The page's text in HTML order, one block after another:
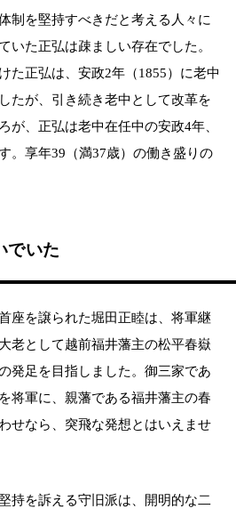
制を堅持すべきだと考える人々に
いた正弘は疎ましい存在でした。
た正弘は、安政2年（1855）に老中
たが、引き続き老中として改革を
が、正弘は老中在任中の安政4年、
。享年39（満37歳）の働き盛りの
でいた
座を譲られた堀田正睦は、将軍継
老として越前福井藩主の松平春嶽
発足を目指しました。御三家であ
将軍に、親藩である福井藩主の春
せなら、突飛な発想とはいえませ
持を訴える守旧派は、開明的な二